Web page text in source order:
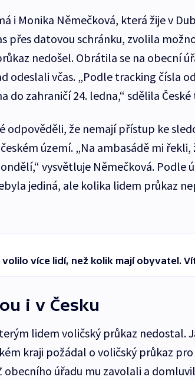
i Monika Němečková, která žije v
přes datovou schránku, zvolila
nedošel. Obrátila se na obecní
odeslali včas. „Podle tracking čísla
do zahraničí 24. ledna,“ sdělila
odpověděli, že nemají přístup ke
území. „Na ambasádě mi
vysvětluje Němečková. Podle
jediná, ale kolika lidem průkaz
více lidí, než kolik mají obyvatel.
i v Česku
lidem voličský průkaz nedostal.
kraji požádal o voličský průkaz
obecního úřadu mu zavolali a